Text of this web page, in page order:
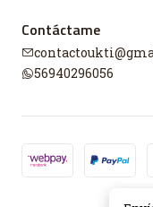
Contáctame
56940296056